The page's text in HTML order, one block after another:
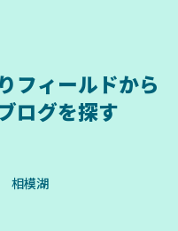
フィールドから
ログを探す
相模湖